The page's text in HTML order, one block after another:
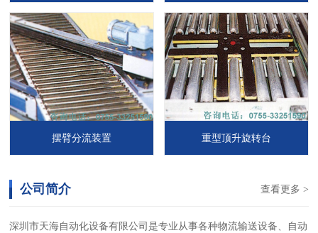
摆臂分流装置 重型顶升旋转台
查看更多 >
公司简介
深圳市天海自动化设备有限公司是专业从事各种物流输送设备、自动